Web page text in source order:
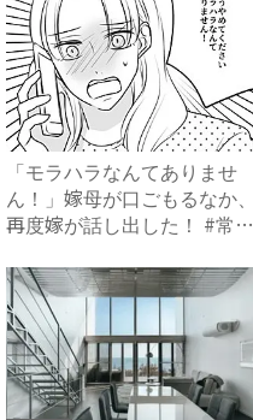
「モラハラなんてありませ
ん！」嫁母が口ごもるなか、
再度嫁が話し出した！ #常識